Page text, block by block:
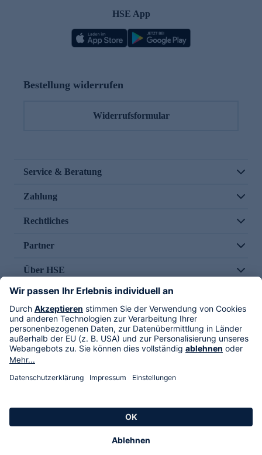
HSE App
Bestellung widerrufen
Widerrufsformular
Service & Beratung
Zahlung
Rechtliches
Partner
Über HSE
Im TV
HSE International